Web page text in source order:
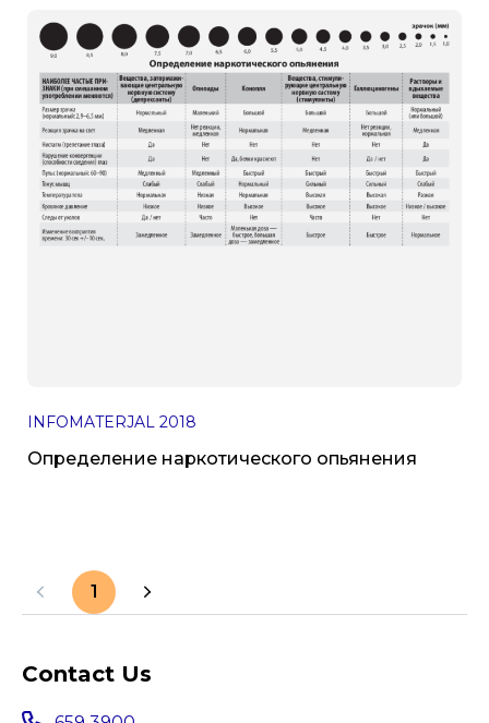
INFOMATERJAL 2018
Определение наркотического опьянения
1
Contact Us